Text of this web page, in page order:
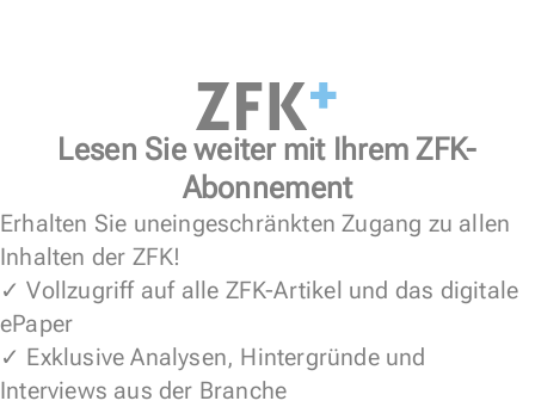
Lesen Sie weiter mit Ihrem ZFK-
Abonnement
Erhalten Sie uneingeschränkten Zugang zu allen
Inhalten der ZFK!
✓ Vollzugriff auf alle ZFK-Artikel und das digitale
ePaper
✓ Exklusive Analysen, Hintergründe und
Interviews aus der Branche